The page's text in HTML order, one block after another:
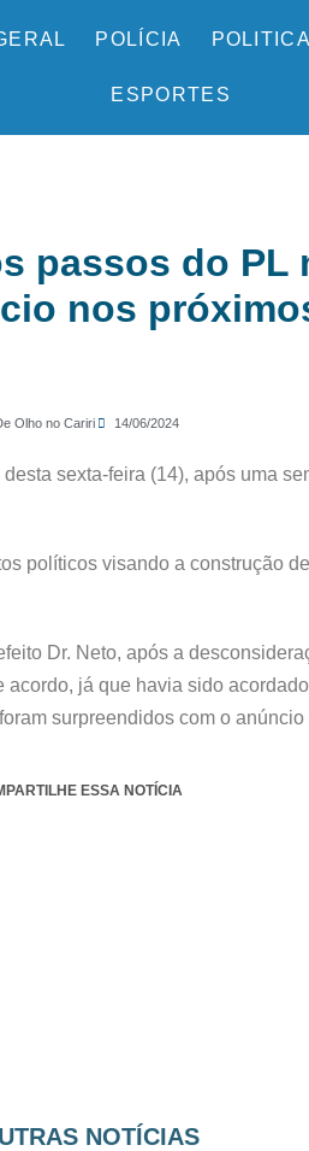
POLÍCIA POLITICA
ESPORTES
passos do PL
nos
Olho no Cariri 14/06/2024
sexta-feira (14), após uma
políticos visando a construção
Dr. Neto, após a
já que havia sido
surpreendidos com o
ESSA NOTÍCIA
NOTÍCIAS